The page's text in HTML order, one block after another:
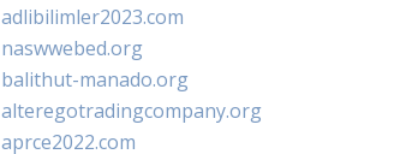
adlibilimler2023.com
naswwebed.org
balithut-manado.org
alteregotradingcompany.org
aprce2022.com